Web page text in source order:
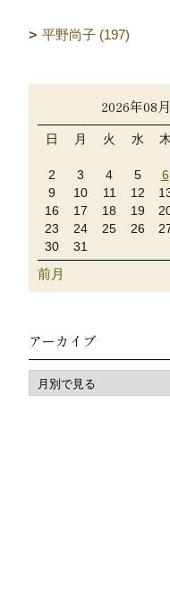
平野尚子 (197)
2026年08月
日 月 火 水 木
2
3 4 5 6
9
10 11 12
16
17 18 19
23
24 25 26
30
31
前月
アーカイブ